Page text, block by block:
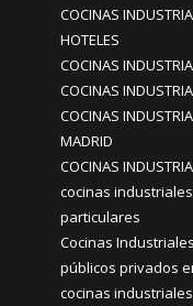
COCINAS
HOTELES
COCINAS
COCINAS
COCINAS
MADRID
COCINAS
cocinas
particulares
Cocinas
públicos privados
cocinas